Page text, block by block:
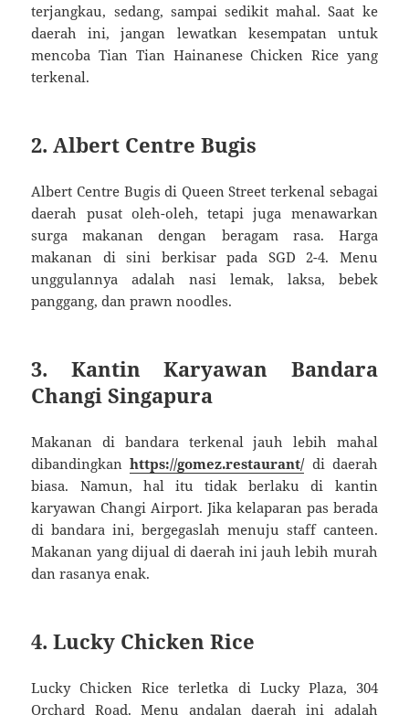
terjangkau, sedang, sampai sedikit mahal. Saat ke
daerah ini, jangan lewatkan kesempatan untuk
mencoba Tian Tian Hainanese Chicken Rice yang
terkenal.
2. Albert Centre Bugis
Albert Centre Bugis di Queen Street terkenal sebagai
daerah pusat oleh-oleh, tetapi juga menawarkan
surga makanan dengan beragam rasa. Harga
makanan di sini berkisar pada SGD 2-4. Menu
unggulannya adalah nasi lemak, laksa, bebek
panggang, dan prawn noodles.
3. Kantin Karyawan Bandara
Changi Singapura
Makanan di bandara terkenal jauh lebih mahal
dibandingkanhttps://gomez.restaurant/di daerah
biasa. Namun, hal itu tidak berlaku di kantin
karyawan Changi Airport. Jika kelaparan pas berada
di bandara ini, bergegaslah menuju staff canteen.
Makanan yang dijual di daerah ini jauh lebih murah
dan rasanya enak.
4. Lucky Chicken Rice
Lucky Chicken Rice terletka di Lucky Plaza, 304
Orchard Road. Menu andalan daerah ini adalah